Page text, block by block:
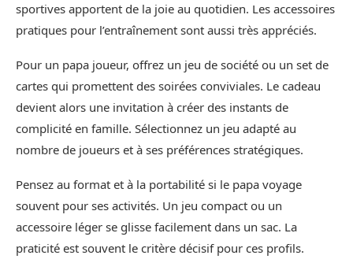
sportives apportent de la joie au quotidien. Les accessoires
pratiques pour l’entraînement sont aussi très appréciés.
Pour un papa joueur, offrez un jeu de société ou un set de
cartes qui promettent des soirées conviviales. Le cadeau
devient alors une invitation à créer des instants de
complicité en famille. Sélectionnez un jeu adapté au
nombre de joueurs et à ses préférences stratégiques.
Pensez au format et à la portabilité si le papa voyage
souvent pour ses activités. Un jeu compact ou un
accessoire léger se glisse facilement dans un sac. La
praticité est souvent le critère décisif pour ces profils.